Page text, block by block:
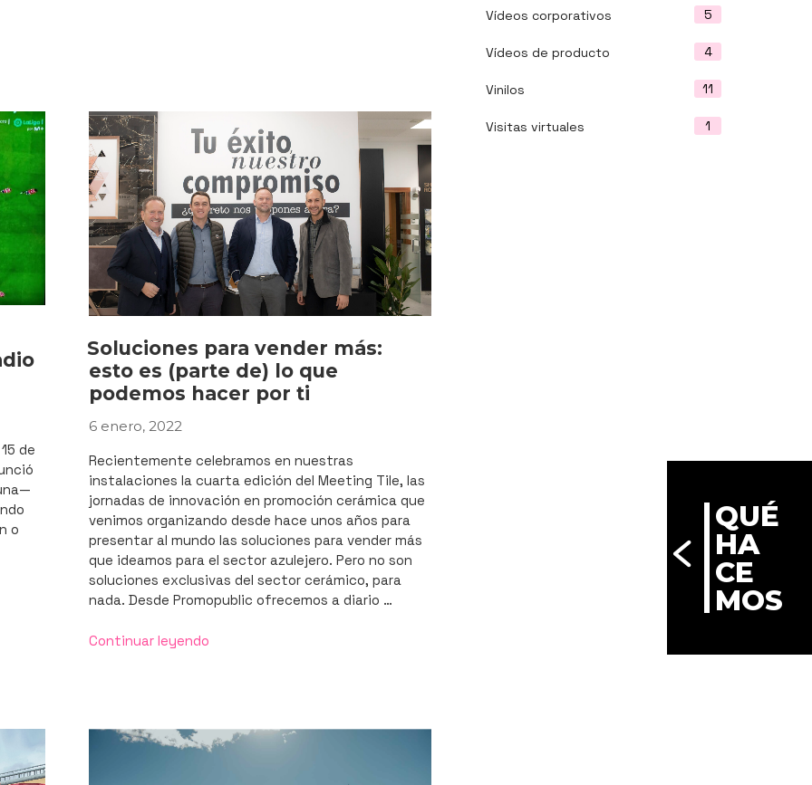
QUÉ
HA
CE
MOS
Vídeos corporativos 5
Vídeos de producto 4
Vinilos 11
Visitas virtuales 1
digital
en
gran
formato»
de
o
Soluciones para vender más:
esto es (parte de) lo que
podemos hacer por ti
PUBLICADO
6 enero, 2022
Recientemente celebramos en nuestras
instalaciones la cuarta edición del Meeting Tile, las
jornadas de innovación en promoción cerámica que
venimos organizando desde hace unos años para
presentar al mundo las soluciones para vender más
que ideamos para el sector azulejero. Pero no son
soluciones exclusivas del sector cerámico, para
nada. Desde Promopublic ofrecemos a diario …
Continuar leyendo
es